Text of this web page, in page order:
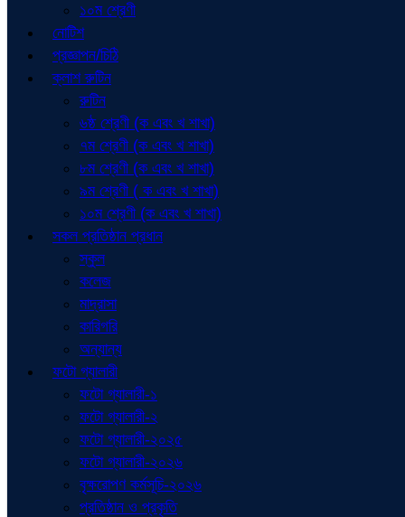
১০ম শ্রেণী
নোটিশ
প্রজ্ঞাপন/চিঠি
ক্লাশ রুটিন
রুটিন
৬ষ্ঠ শ্রেণী (ক এবং খ শাখা)
৭ম শ্রেণী (ক এবং খ শাখা)
৮ম শ্রেণী (ক এবং খ শাখা)
৯ম শ্রেণী ( ক এবং খ শাখা)
১০ম শ্রেণী (ক এবং খ শাখা)
সকল প্রতিষ্ঠান প্রধান
স্কুল
কলেজ
মাদ্রাসা
কারিগরি
অন্যান্য
ফটো গ্যালারী
ফটো গ্যালারী-১
ফটো গ্যালারী-২
ফটো গ্যালারী-২০২৫
ফটো গ্যালারী-২০২৬
বৃক্ষরোপণ কর্মসূচি-২০২৬
প্রতিষ্ঠান ও প্রকৃতি